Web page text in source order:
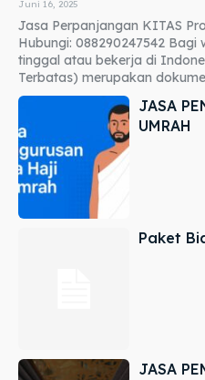
Juni 16, 2025
Jasa Perpanjangan KITAS
Hubungi: 088290247542
tinggal atau bekerja di
Terbatas) merupakan
JASA
UMRAH
Paket
JASA